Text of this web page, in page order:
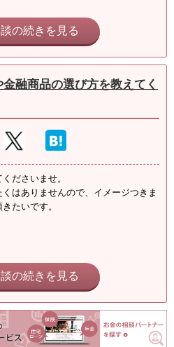
の続きを見る
融商品の選び方を教えてく
ださいませ。
はありませんので、イメージつきま
たいです。
の続きを見る